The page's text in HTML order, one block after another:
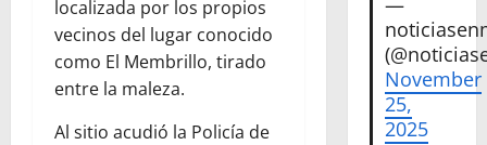
localizada por los propios
vecinos del lugar conocido
como El Membrillo, tirado
entre la maleza.
Al sitio acudió la Policía de
November
25,
2025